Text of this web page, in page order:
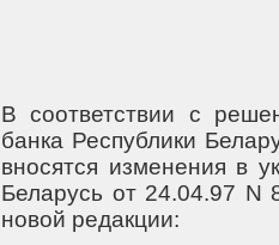
В соответствии с
банка Республики
вносятся изменения в
Беларусь от 24.04.97 N
новой редакции: